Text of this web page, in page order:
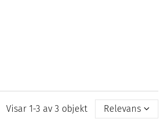
Visar 1-3 av 3 objekt Relevans